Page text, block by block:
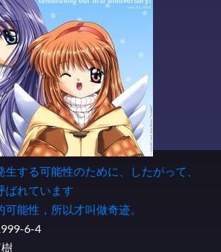
生する可能性のために、したがって、
ばれています
能性，所以才叫做奇迹。
6-4